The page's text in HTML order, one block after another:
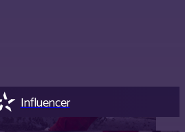
Influencer